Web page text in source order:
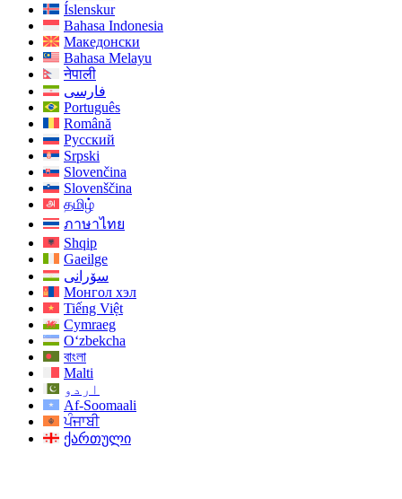
Íslenskur
Bahasa Indonesia
Македонски
Bahasa Melayu
नेपाली
فارسی
Português
Română
Русский
Srpski
Slovenčina
Slovenščina
தமிழ்
ภาษาไทย
Shqip
Gaeilge
سۆرانی
Монгол хэл
Tiếng Việt
Cymraeg
O‘zbekcha
বাংলা
Malti
اردو
Af-Soomaali
ਪੰਜਾਬੀ
ქართული